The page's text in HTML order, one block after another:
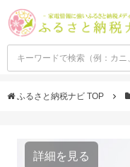
ふるさと納税ナビ TOP
詳細を見る